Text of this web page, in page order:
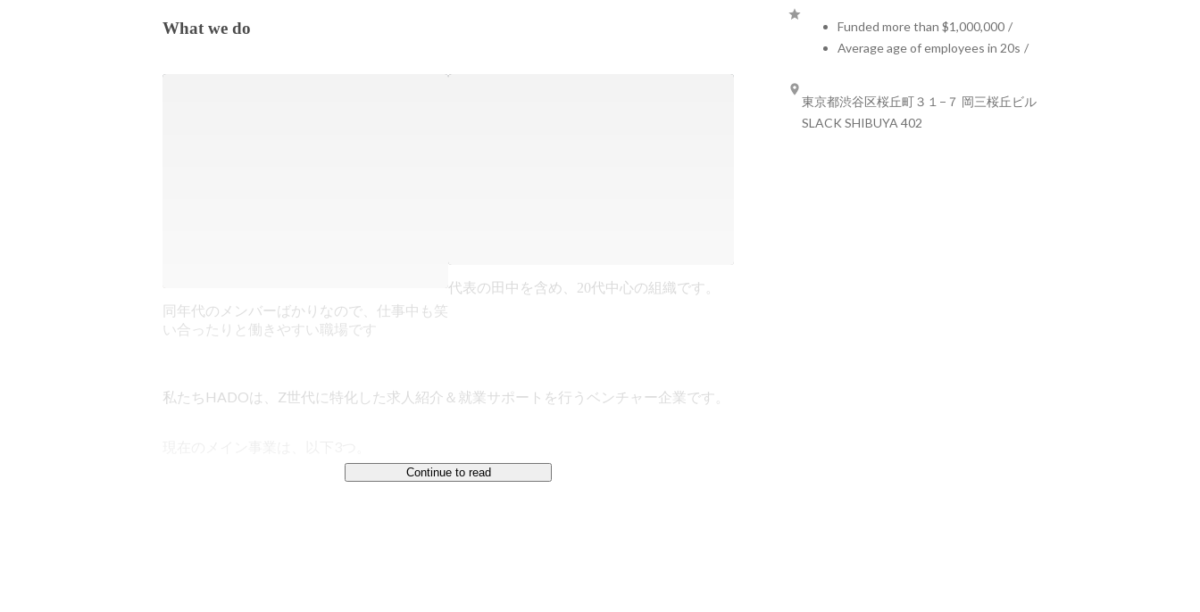
What we do
同年代のメンバーばかりなので、仕事中も笑
い合ったりと働きやすい職場です
代表の田中を含め、20代中心の組織です。
私たちHADOは、Z世代に特化した求人紹介＆就業サポートを行うベンチャー企業です。
Continue to read
Funded more than $1,000,000 /
Average age of employees in 20s /
東京都渋谷区桜丘町３１−７ 岡三桜丘ビル
SLACK SHIBUYA 402